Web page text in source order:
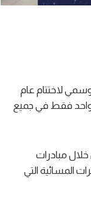
لاختتام عام
واحد فقط في جميع
مبادرات
المسائية التي